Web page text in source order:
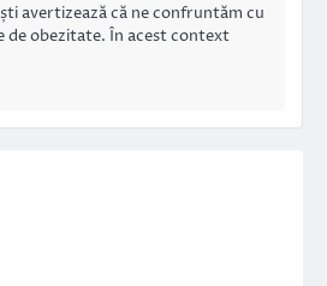
avertizează că ne confruntăm cu
de obezitate. În acest context